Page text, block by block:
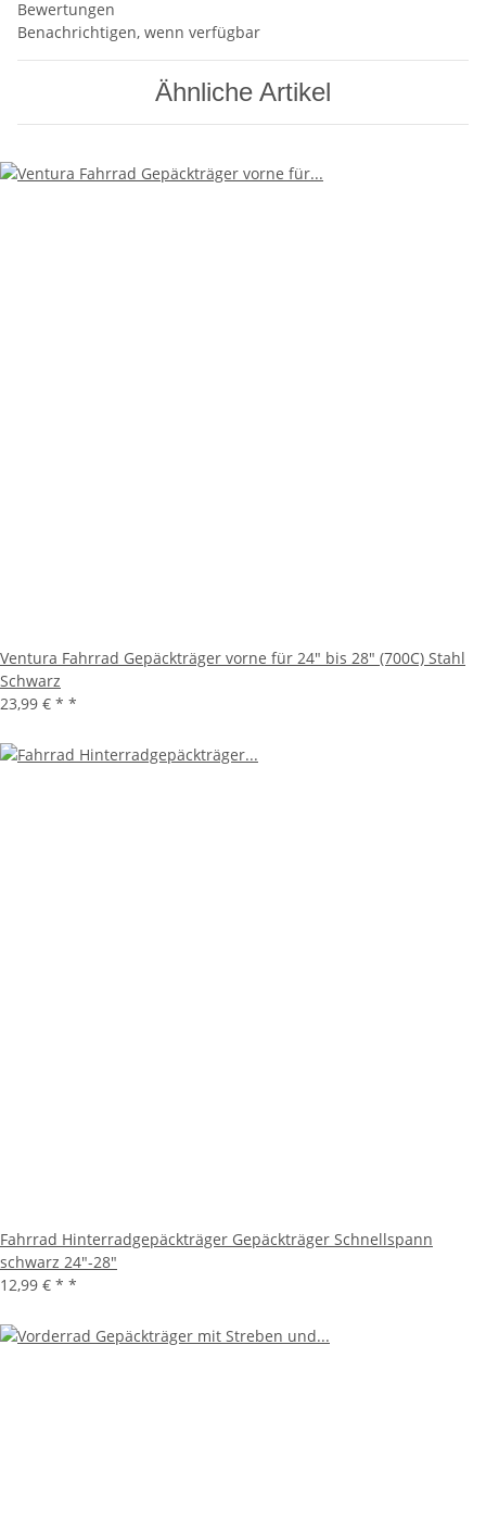
Bewertungen
Benachrichtigen, wenn verfügbar
Ähnliche Artikel
Ventura Fahrrad Gepäckträger vorne für 24" bis 28" (700C) Stahl
Schwarz
23,99 € * *
Fahrrad Hinterradgepäckträger Gepäckträger Schnellspann
schwarz 24"-28"
12,99 € * *